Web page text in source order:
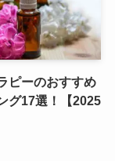
ピーのおすすめ
グ17選！【2025